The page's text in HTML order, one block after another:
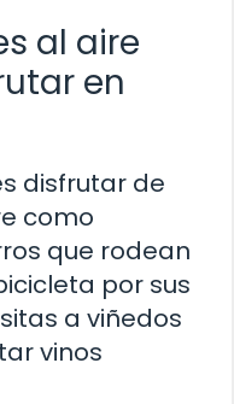
al aire
en
disfrutar de
como
que rodean
por sus
a viñedos
vinos